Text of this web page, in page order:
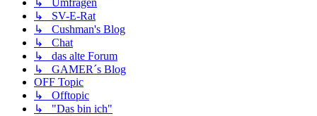
↳ Umfragen
↳ SV-E-Rat
↳ Cushman's Blog
↳ Chat
↳ das alte Forum
↳ GAMER´s Blog
OFF Topic
↳ Offtopic
↳ "Das bin ich"